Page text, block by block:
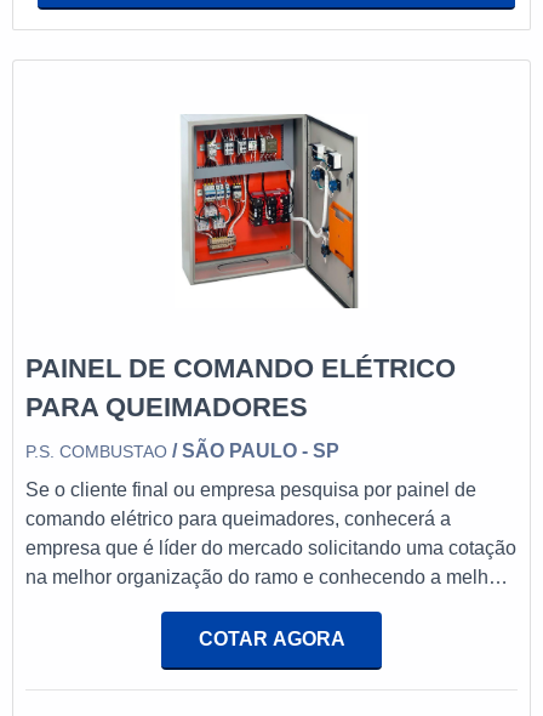
PAINEL DE COMANDO ELÉTRICO
PARA QUEIMADORES
P.S. COMBUSTAO / SÃO PAULO - SP
Se o cliente final ou empresa pesquisa por painel de
comando elétrico para queimadores, conhecerá a
empresa que é líder do mercado solicitando uma cotação
na melhor organização do ramo e conhecendo a melhor
de comando elétrico para queimadores, com os
profissionais da PS Combustão poderá encontrar ótima
qualidade com marcas de renome
COTAR AGORA